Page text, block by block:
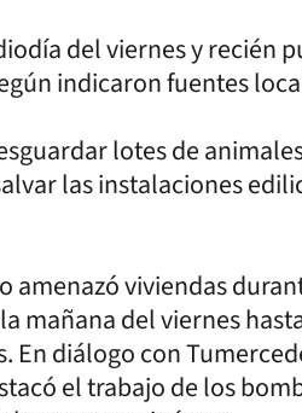
del viernes y recién
indicaron fuentes
lotes de
las instalaciones
amenazó viviendas
mañana del viernes
diálogo con
el trabajo de los